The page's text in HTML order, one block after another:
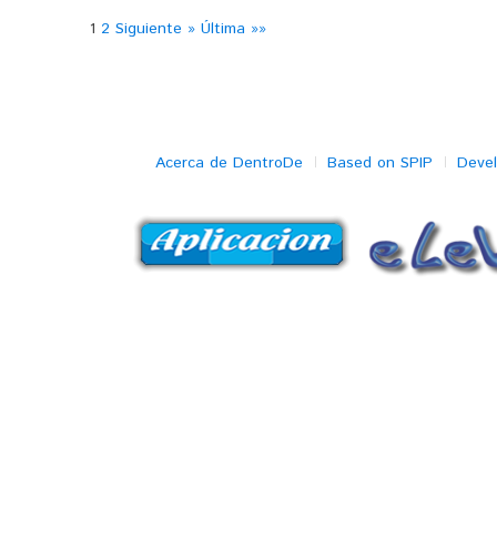
1 2 Siguiente » Última »»
Acerca de DentroDe Based on SPIP